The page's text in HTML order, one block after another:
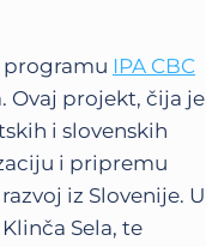
programu IPA CBC
Ovaj projekt, čija je
i slovenskih
i pripremu
iz Slovenije. U
Sela, te